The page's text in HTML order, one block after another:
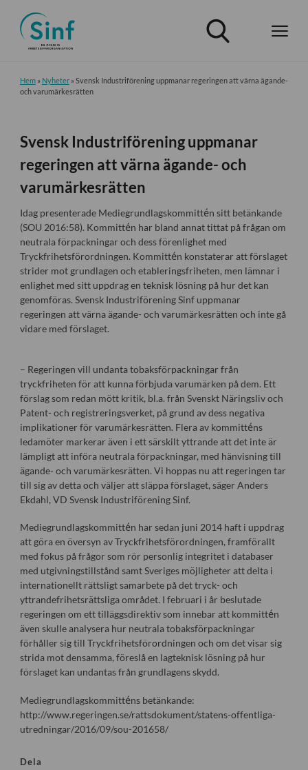
Hem» Nyheter» Svensk Industriförening uppmanar regeringen att värna ägande-
och varumärkesrätten
Svensk Industriförening uppmanar
regeringen att värna ägande- och
varumärkesrätten
Idag presenterade Mediegrundlagskommittén sitt betänkande
(SOU 2016:58). Kommittén har bland annat tittat på frågan om
neutrala förpackningar och dess förenlighet med
Tryckfrihetsförordningen. Kommittén konstaterar att förslaget
strider mot grundlagen och etableringsfriheten, men lämnar i
enlighet med sitt uppdrag en teknisk lösning på hur det kan
genomföras. Svensk Industriförening Sinf uppmanar
regeringen att värna ägande- och varumärkesrätten och inte gå
vidare med förslaget.
– Regeringen vill undanta tobaksförpackningar från
tryckfriheten för att kunna förbjuda varumärken på dem. Ett
förslag som redan mött kritik, bl.a. från Svenskt Näringsliv och
Patent- och registreringsverket, på grund av dess negativa
implikationer för varumärkesrätten. Flera av kommitténs
ledamöter markerar även i ett särskilt yttrande att det inte är
lämpligt att införa neutrala förpackningar, med hänvisning till
ägande- och varumärkesrätten. Vi hoppas nu att regeringen tar
till sig av detta och väljer att släppa förslaget, säger Anders
Ekdahl, VD Svensk Industriförening Sinf.
Mediegrundlagskommittén har sedan juni 2014 haft i uppdrag
att göra en översyn av Tryckfrihetsförordningen, framförallt
med fokus på frågor som rör personlig integritet i databaser
med utgivningstillstånd samt Sveriges möjligheter att delta i
internationellt rättsligt samarbete på det tryck- och
yttrandefrihetsrättsliga området. I februari i år beslutade
regeringen om ett tilläggsdirektiv som innebar att kommittén
även skulle analysera hur neutrala tobaksförpackningar
förhåller sig till Tryckfrihetsförordningen och om det visar sig
strida mot densamma, föreslå en lagteknisk lösning på hur
förslaget kan undantas från grundlagens skydd.
Mediegrundlagskommitténs betänkande:
http://www.regeringen.se/rattsdokument/statens-offentliga-
utredningar/2016/09/sou-201658/
Dela